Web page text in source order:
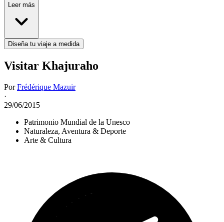
Leer más
Diseña tu viaje a medida
Visitar Khajuraho
PorFrédérique Mazuir
·
29/06/2015
Patrimonio Mundial de la Unesco
Naturaleza, Aventura & Deporte
Arte & Cultura